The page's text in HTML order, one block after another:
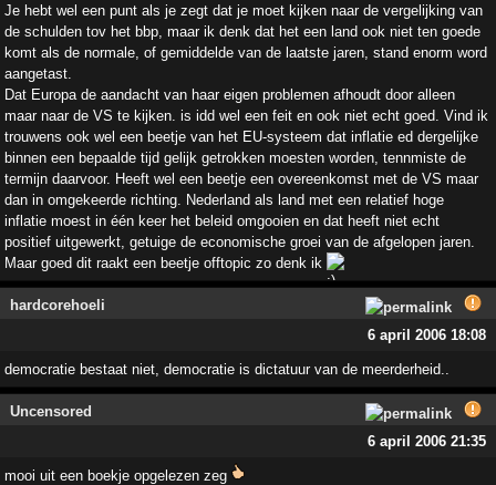
Je hebt wel een punt als je zegt dat je moet kijken naar de vergelijking van
de schulden tov het bbp, maar ik denk dat het een land ook niet ten goede
komt als de normale, of gemiddelde van de laatste jaren, stand enorm word
aangetast.
Dat Europa de aandacht van haar eigen problemen afhoudt door alleen
maar naar de VS te kijken. is idd wel een feit en ook niet echt goed. Vind ik
trouwens ook wel een beetje van het EU-systeem dat inflatie ed dergelijke
binnen een bepaalde tijd gelijk getrokken moesten worden, tennmiste de
termijn daarvoor. Heeft wel een beetje een overeenkomst met de VS maar
dan in omgekeerde richting. Nederland als land met een relatief hoge
inflatie moest in één keer het beleid omgooien en dat heeft niet echt
positief uitgewerkt, getuige de economische groei van de afgelopen jaren.
Maar goed dit raakt een beetje offtopic zo denk ik
hardcorehoeli
6 april 2006 18:08
democratie bestaat niet, democratie is dictatuur van de meerderheid..
Uncensored
6 april 2006 21:35
mooi uit een boekje opgelezen zeg